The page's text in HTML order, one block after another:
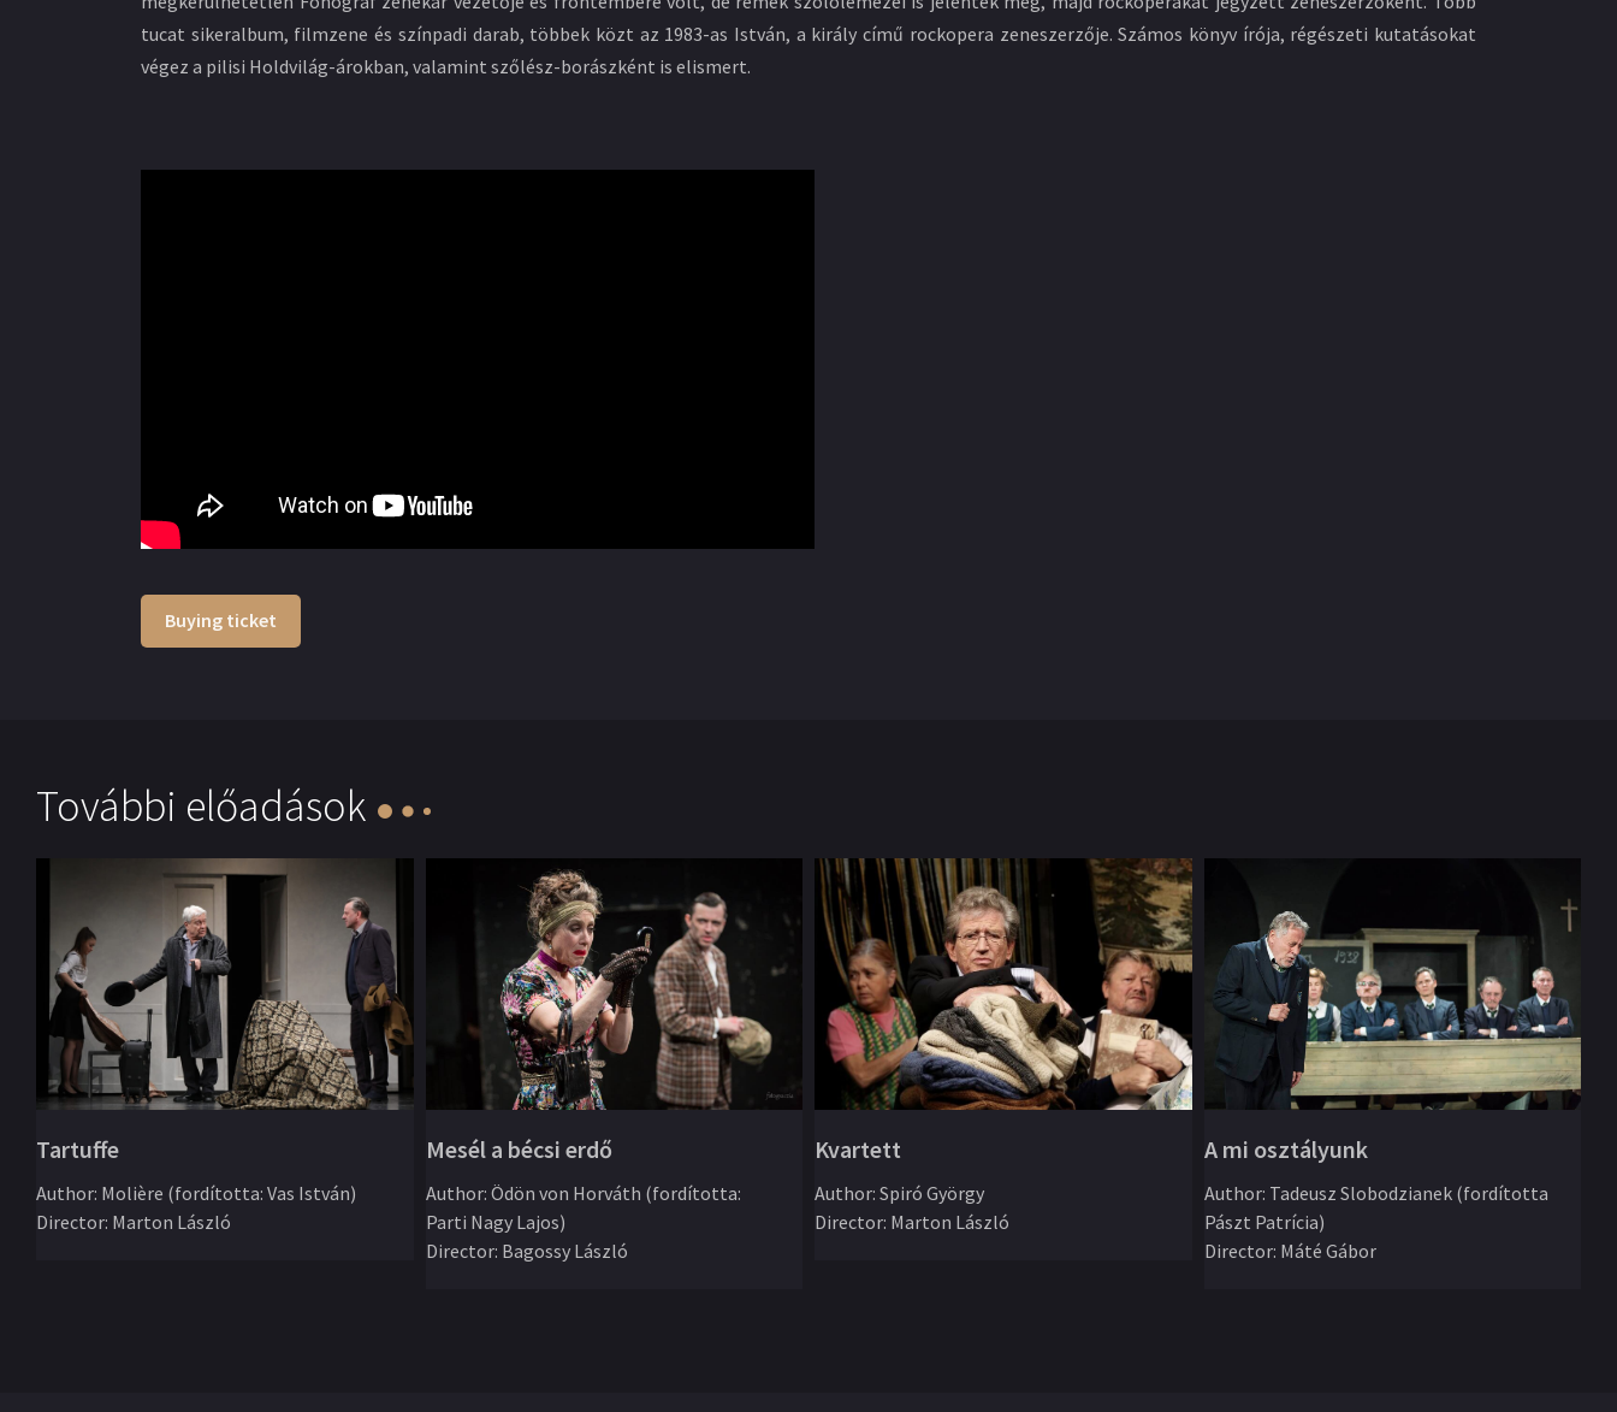
tucat sikeralbum, filmzene és színpadi darab, többek közt az 1983-as István, a király című rockopera zeneszerzője. Számos könyv írója, régészeti kutatásokat
végez a pilisi Holdvilág-árokban, valamint szőlész-borászként is elismert.
Buying ticket
További előadások
Tartuffe
Author: Molière (fordította: Vas István)
Director: Marton László
Mesél a bécsi erdő
Author: Ödön von Horváth (fordította:
Parti Nagy Lajos)
Director: Bagossy László
Kvartett
Author: Spiró György
Director: Marton László
A mi osztályunk
Author: Tadeusz Slobodzianek (fordította
Pászt Patrícia)
Director: Máté Gábor